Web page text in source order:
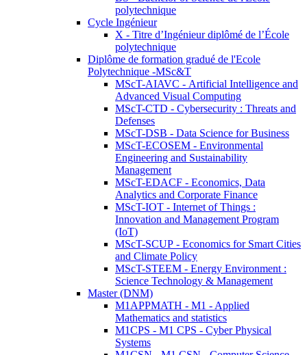
polytechnique
Cycle Ingénieur
X - Titre d’Ingénieur diplômé de l’École
polytechnique
Diplôme de formation gradué de l'Ecole
Polytechnique -MSc&T
MScT-AIAVC - Artificial Intelligence and
Advanced Visual Computing
MScT-CTD - Cybersecurity : Threats and
Defenses
MScT-DSB - Data Science for Business
MScT-ECOSEM - Environmental
Engineering and Sustainability
Management
MScT-EDACF - Economics, Data
Analytics and Corporate Finance
MScT-IOT - Internet of Things :
Innovation and Management Program
(IoT)
MScT-SCUP - Economics for Smart Cities
and Climate Policy
MScT-STEEM - Energy Environment :
Science Technology & Management
Master (DNM)
M1APPMATH - M1 - Applied
Mathematics and statistics
M1CPS - M1 CPS - Cyber Physical
Systems